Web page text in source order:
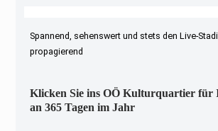
Spannend, sehenswert und stets den Live-
propagierend
Klicken Sie ins OÖ Kulturquartier für
an 365 Tagen im Jahr